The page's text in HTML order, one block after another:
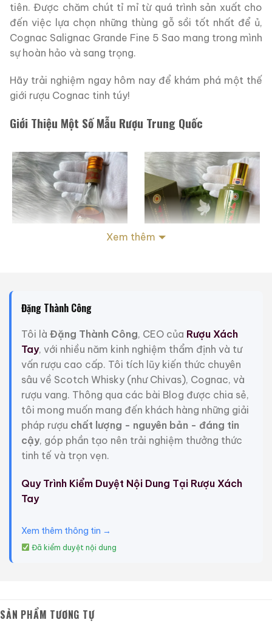
tiên. Được chăm chút tỉ mỉ từ quá trình sản xuất cho
đến việc lựa chọn những thùng gỗ sồi tốt nhất để ủ,
Cognac Salignac Grande Fine 5 Sao mang trong mình
sự hoàn hảo và sang trọng.
Hãy trải nghiệm ngay hôm nay để khám phá một thế
giới rượu Cognac tinh túy!
Giới Thiệu Một Số Mẫu Rượu Trung Quốc
Tam Dương
500ml / 40%
0,0 (0 đánh giá)
3.450.000 ₫
Châu Ngũ Sao – Cáp
Họa Hữu Nghị 2021
500ml / 53%
0,0 (0 đánh giá)
19.280.000₫
Zalo Hotline
Giới Thiệu Một Số Mẫu Rượu Whisky
Xem thêm
Đặng Thành Công
Tôi là Đặng Thành Công, CEO của Rượu Xách
Tay, với nhiều năm kinh nghiệm thẩm định và tư
vấn rượu cao cấp. Tôi tích lũy kiến thức chuyên
sâu về Scotch Whisky (như Chivas), Cognac, và
rượu vang. Thông qua các bài Blog được chia sẻ,
tôi mong muốn mang đến khách hàng những giải
pháp rượu chất lượng - nguyên bản - đáng tin
cậy, góp phần tạo nên trải nghiệm thưởng thức
tinh tế và trọn vẹn.
Quy Trình Kiểm Duyệt Nội Dung Tại Rượu Xách
Tay
Xem thêm thông tin →
Đã kiểm duyệt nội dung
SẢN PHẨM TƯƠNG TỰ